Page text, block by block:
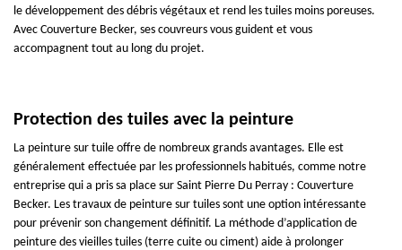
le développement des débris végétaux et rend les tuiles moins poreuses.
Avec Couverture Becker, ses couvreurs vous guident et vous
accompagnent tout au long du projet.
Protection des tuiles avec la peinture
La peinture sur tuile offre de nombreux grands avantages. Elle est
généralement effectuée par les professionnels habitués, comme notre
entreprise qui a pris sa place sur Saint Pierre Du Perray : Couverture
Becker. Les travaux de peinture sur tuiles sont une option intéressante
pour prévenir son changement définitif. La méthode d’application de
peinture des vieilles tuiles (terre cuite ou ciment) aide à prolonger